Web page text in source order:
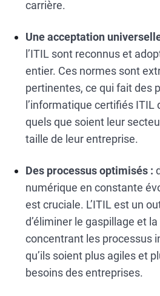
carrière.
Une acceptation
l’ITIL sont reconnus et
entier. Ces normes sont
pertinentes, ce qui fait des
l’informatique certifiés
quels que soient leur
taille de leur entreprise.
Des processus optimisés :
numérique en constante
est cruciale. L’ITIL est un
d’éliminer le gaspillage et
concentrant les processus
qu’ils soient plus agiles et
besoins des entreprises.